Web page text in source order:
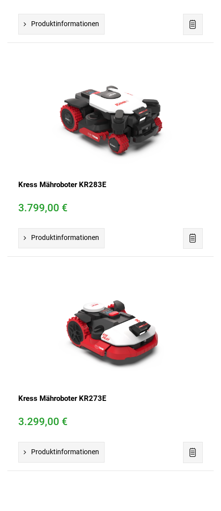
Produktinformationen
Kress Mähroboter KR283E
3.799,00 €
Produktinformationen
Kress Mähroboter KR273E
3.299,00 €
Produktinformationen